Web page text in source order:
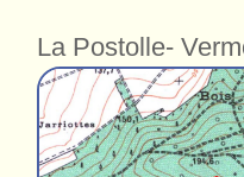
La Postolle-